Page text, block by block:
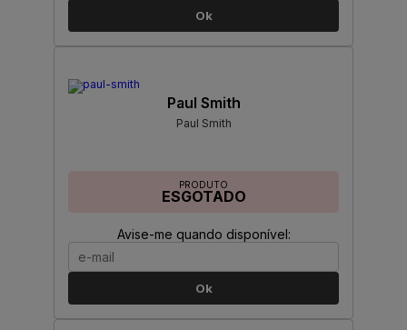
Ok
Paul Smith
Paul Smith
PRODUTO
ESGOTADO
Avise-me quando disponível:
Ok